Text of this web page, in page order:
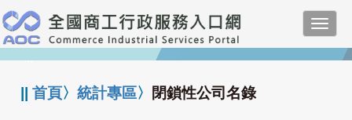
跳
到
主
要
:::
||首頁〉統計專區〉 閉鎖性公司名錄